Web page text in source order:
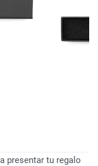
presentar tu regalo